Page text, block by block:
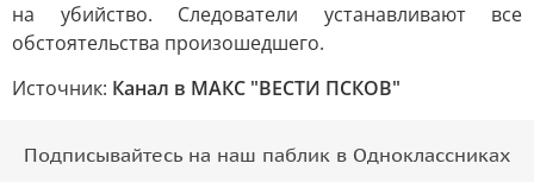
на убийство. Следователи устанавливают все
обстоятельства произошедшего.
Источник: Канал в МАКС "ВЕСТИ ПСКОВ"
Подписывайтесь на наш паблик в Одноклассниках